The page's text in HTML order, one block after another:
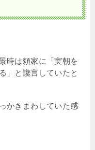
時は頼家に「実朝を
」と讒言していたと
かきまわしていた感